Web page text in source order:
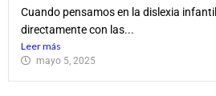
Cuando pensamos en la dislexia
directamente con las...
Leer más
mayo 5, 2025